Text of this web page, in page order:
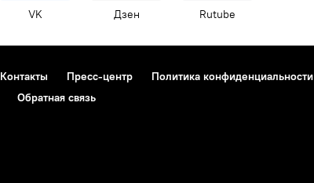
VK Дзен Rutube
Контакты Пресс-центр Политика конфиденциальности
Обратная связь